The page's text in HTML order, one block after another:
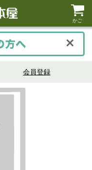
かご
会員登録